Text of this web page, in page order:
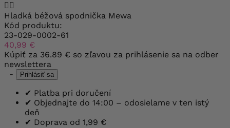
 
Hladká béžová spodnička Mewa
Kód produktu:
23-029-0002-61
40,99 €
Kúpiť za 36.89 € so zľavou za prihlásenie sa na odber
newslettera
-
Prihlásiť sa
✔ Platba pri doručení
✔ Objednajte do 14:00 – odosielame v ten istý
deň
✔ Doprava od 1,99 €